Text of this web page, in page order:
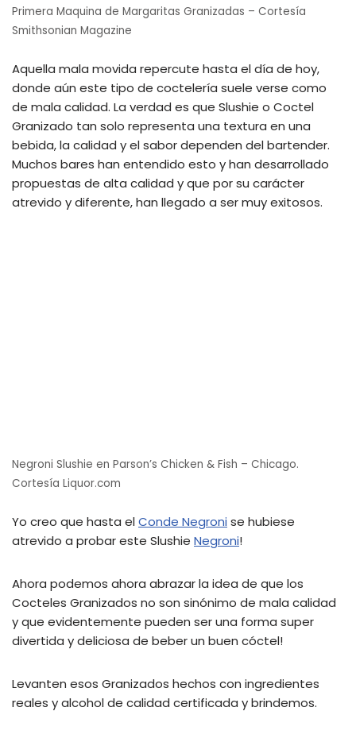
Primera Maquina de Margaritas Granizadas – Cortesía
Smithsonian Magazine
Aquella mala movida repercute hasta el día de hoy,
donde aún este tipo de coctelería suele verse como
de mala calidad. La verdad es que Slushie o Coctel
Granizado tan solo representa una textura en una
bebida, la calidad y el sabor dependen del bartender.
Muchos bares han entendido esto y han desarrollado
propuestas de alta calidad y que por su carácter
atrevido y diferente, han llegado a ser muy exitosos.
Negroni Slushie en Parson’s Chicken & Fish – Chicago.
Cortesía Liquor.com
Yo creo que hasta elConde Negroni se hubiese
atrevido a probar este Slushie Negroni!
Ahora podemos ahora abrazar la idea de que los
Cocteles Granizados no son sinónimo de mala calidad
y que evidentemente pueden ser una forma super
divertida y deliciosa de beber un buen cóctel!
Levanten esos Granizados hechos con ingredientes
reales y alcohol de calidad certificada y brindemos.